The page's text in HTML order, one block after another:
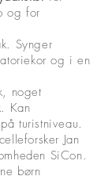
og for
Synger
og i en
noget
Kan
turistniveau.
Jan
SiCon.
børn